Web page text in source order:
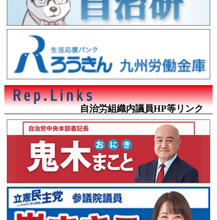
自治労組織内議員HP等リンク